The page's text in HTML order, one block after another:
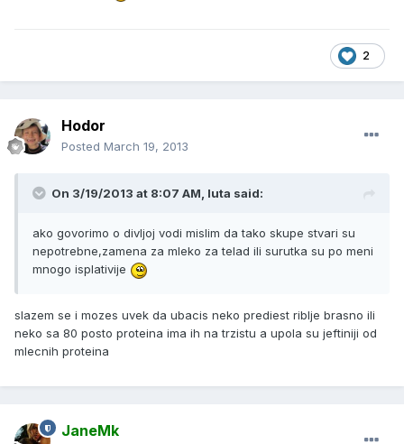
2
Hodor
Posted March 19, 2013
On 3/19/2013 at 8:07 AM, luta said:
ako govorimo o divljoj vodi mislim da tako skupe stvari su
nepotrebne,zamena za mleko za telad ili surutka su po meni
mnogo isplativije
slazem se i mozes uvek da ubacis neko prediest riblje brasno ili
neko sa 80 posto proteina ima ih na trzistu a upola su jeftiniji od
mlecnih proteina
JaneMk